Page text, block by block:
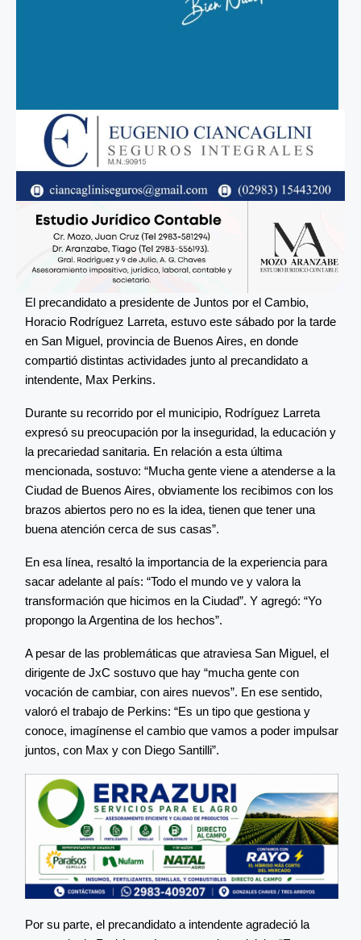
El precandidato a presidente de Juntos por el Cambio,
Horacio Rodríguez Larreta, estuvo este sábado por la tarde
en San Miguel, provincia de Buenos Aires, en donde
compartió distintas actividades junto al precandidato a
intendente, Max Perkins.
Durante su recorrido por el municipio, Rodríguez Larreta
expresó su preocupación por la inseguridad, la educación y
la precariedad sanitaria. En relación a esta última
mencionada, sostuvo: “Mucha gente viene a atenderse a la
Ciudad de Buenos Aires, obviamente los recibimos con los
brazos abiertos pero no es la idea, tienen que tener una
buena atención cerca de sus casas”.
En esa línea, resaltó la importancia de la experiencia para
sacar adelante al país: “Todo el mundo ve y valora la
transformación que hicimos en la Ciudad”. Y agregó: “Yo
propongo la Argentina de los hechos”.
A pesar de las problemáticas que atraviesa San Miguel, el
dirigente de JxC sostuvo que hay “mucha gente con
vocación de cambiar, con aires nuevos”. En ese sentido,
valoró el trabajo de Perkins: “Es un tipo que gestiona y
conoce, imagínense el cambio que vamos a poder impulsar
juntos, con Max y con Diego Santilli”.
Por su parte, el precandidato a intendente agradeció la